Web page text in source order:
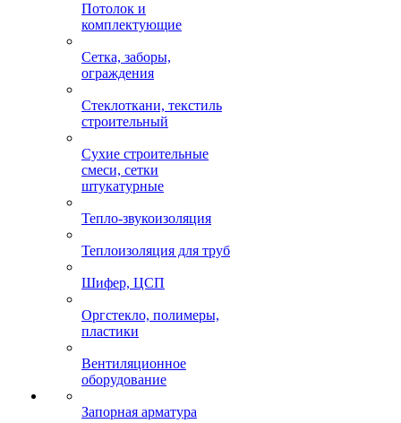
Потолок и
комплектующие
Сетка, заборы,
ограждения
Стеклоткани, текстиль
строительный
Сухие строительные
смеси, сетки
штукатурные
Тепло-звукоизоляция
Теплоизоляция для труб
Шифер, ЦСП
Оргстекло, полимеры,
пластики
Вентиляционное
оборудование
Запорная арматура